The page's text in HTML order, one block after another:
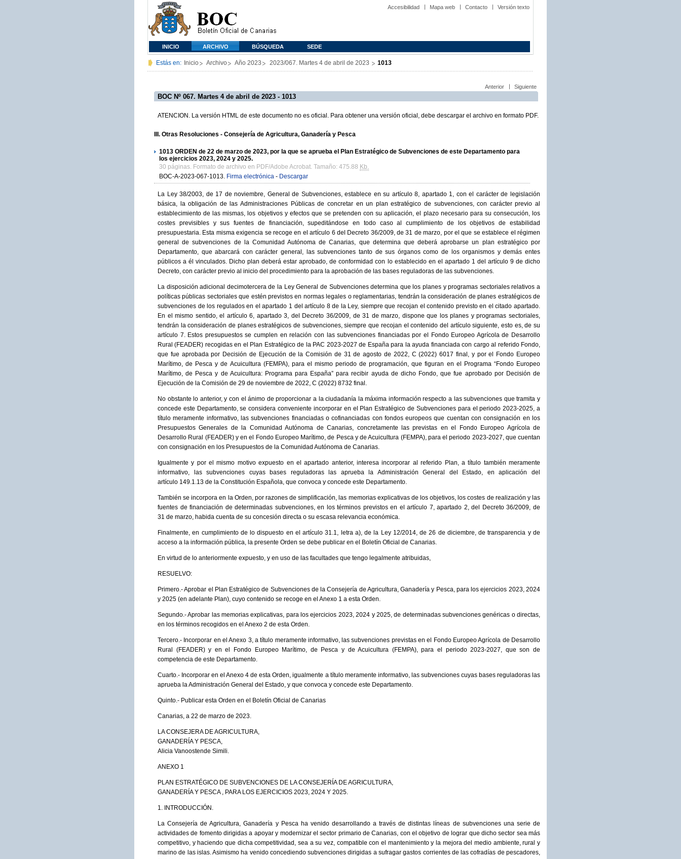
Accesibilidad Mapa web Contacto Versión texto
INICIO ARCHIVO BÚSQUEDA SEDE
Estás en: Inicio Archivo Año 2023 2023/067. Martes 4 de abril de 2023 1013
Anterior Siguiente
BOC Nº 067. Martes 4 de abril de 2023 - 1013
ATENCION. La versión HTML de este documento no es oficial. Para obtener una versión oficial, debe descargar el archivo en formato PDF.
III. Otras Resoluciones - Consejería de Agricultura, Ganadería y Pesca
1013 ORDEN de 22 de marzo de 2023, por la que se aprueba el Plan Estratégico de Subvenciones de este Departamento para
los ejercicios 2023, 2024 y 2025.
30 páginas. Formato de archivo en PDF/Adobe Acrobat. Tamaño: 475.88 Kb.
BOC-A-2023-067-1013. Firma electrónica - Descargar
La Ley 38/2003, de 17 de noviembre, General de Subvenciones, establece en su artículo 8, apartado 1, con el carácter de legislación
básica, la obligación de las Administraciones Públicas de concretar en un plan estratégico de subvenciones, con carácter previo al
establecimiento de las mismas, los objetivos y efectos que se pretenden con su aplicación, el plazo necesario para su consecución, los
costes previsibles y sus fuentes de financiación, supeditándose en todo caso al cumplimiento de los objetivos de estabilidad
presupuestaria. Esta misma exigencia se recoge en el artículo 6 del Decreto 36/2009, de 31 de marzo, por el que se establece el régimen
general de subvenciones de la Comunidad Autónoma de Canarias, que determina que deberá aprobarse un plan estratégico por
Departamento, que abarcará con carácter general, las subvenciones tanto de sus órganos como de los organismos y demás entes
públicos a él vinculados. Dicho plan deberá estar aprobado, de conformidad con lo establecido en el apartado 1 del artículo 9 de dicho
Decreto, con carácter previo al inicio del procedimiento para la aprobación de las bases reguladoras de las subvenciones.
La disposición adicional decimotercera de la Ley General de Subvenciones determina que los planes y programas sectoriales relativos a
políticas públicas sectoriales que estén previstos en normas legales o reglamentarias, tendrán la consideración de planes estratégicos de
subvenciones de los regulados en el apartado 1 del artículo 8 de la Ley, siempre que recojan el contenido previsto en el citado apartado.
En el mismo sentido, el artículo 6, apartado 3, del Decreto 36/2009, de 31 de marzo, dispone que los planes y programas sectoriales,
tendrán la consideración de planes estratégicos de subvenciones, siempre que recojan el contenido del artículo siguiente, esto es, de su
artículo 7. Estos presupuestos se cumplen en relación con las subvenciones financiadas por el Fondo Europeo Agrícola de Desarrollo
Rural (FEADER) recogidas en el Plan Estratégico de la PAC 2023-2027 de España para la ayuda financiada con cargo al referido Fondo,
que fue aprobada por Decisión de Ejecución de la Comisión de 31 de agosto de 2022, C (2022) 6017 final, y por el Fondo Europeo
Marítimo, de Pesca y de Acuicultura (FEMPA), para el mismo periodo de programación, que figuran en el Programa “Fondo Europeo
Marítimo, de Pesca y de Acuicultura: Programa para España” para recibir ayuda de dicho Fondo, que fue aprobado por Decisión de
Ejecución de la Comisión de 29 de noviembre de 2022, C (2022) 8732 final.
No obstante lo anterior, y con el ánimo de proporcionar a la ciudadanía la máxima información respecto a las subvenciones que tramita y
concede este Departamento, se considera conveniente incorporar en el Plan Estratégico de Subvenciones para el periodo 2023-2025, a
título meramente informativo, las subvenciones financiadas o cofinanciadas con fondos europeos que cuentan con consignación en los
Presupuestos Generales de la Comunidad Autónoma de Canarias, concretamente las previstas en el Fondo Europeo Agrícola de
Desarrollo Rural (FEADER) y en el Fondo Europeo Marítimo, de Pesca y de Acuicultura (FEMPA), para el periodo 2023-2027, que cuentan
con consignación en los Presupuestos de la Comunidad Autónoma de Canarias.
Igualmente y por el mismo motivo expuesto en el apartado anterior, interesa incorporar al referido Plan, a título también meramente
informativo, las subvenciones cuyas bases reguladoras las aprueba la Administración General del Estado, en aplicación del
artículo 149.1.13 de la Constitución Española, que convoca y concede este Departamento.
También se incorpora en la Orden, por razones de simplificación, las memorias explicativas de los objetivos, los costes de realización y las
fuentes de financiación de determinadas subvenciones, en los términos previstos en el artículo 7, apartado 2, del Decreto 36/2009, de
31 de marzo, habida cuenta de su concesión directa o su escasa relevancia económica.
Finalmente, en cumplimiento de lo dispuesto en el artículo 31.1, letra a), de la Ley 12/2014, de 26 de diciembre, de transparencia y de
acceso a la información pública, la presente Orden se debe publicar en el Boletín Oficial de Canarias.
En virtud de lo anteriormente expuesto, y en uso de las facultades que tengo legalmente atribuidas,
RESUELVO:
Primero.- Aprobar el Plan Estratégico de Subvenciones de la Consejería de Agricultura, Ganadería y Pesca, para los ejercicios 2023, 2024
y 2025 (en adelante Plan), cuyo contenido se recoge en el Anexo 1 a esta Orden.
Segundo.- Aprobar las memorias explicativas, para los ejercicios 2023, 2024 y 2025, de determinadas subvenciones genéricas o directas,
en los términos recogidos en el Anexo 2 de esta Orden.
Tercero.- Incorporar en el Anexo 3, a título meramente informativo, las subvenciones previstas en el Fondo Europeo Agrícola de Desarrollo
Rural (FEADER) y en el Fondo Europeo Marítimo, de Pesca y de Acuicultura (FEMPA), para el periodo 2023-2027, que son de
competencia de este Departamento.
Cuarto.- Incorporar en el Anexo 4 de esta Orden, igualmente a título meramente informativo, las subvenciones cuyas bases reguladoras las
aprueba la Administración General del Estado, y que convoca y concede este Departamento.
Quinto.- Publicar esta Orden en el Boletín Oficial de Canarias
Canarias, a 22 de marzo de 2023.
LA CONSEJERA DE AGRICULTURA,
GANADERÍA Y PESCA,
Alicia Vanoostende Simili.
ANEXO 1
PLAN ESTRATÉGICO DE SUBVENCIONES DE LA CONSEJERÍA DE AGRICULTURA,
GANADERÍA Y PESCA , PARA LOS EJERCICIOS 2023, 2024 Y 2025.
1. INTRODUCCIÓN.
La Consejería de Agricultura, Ganadería y Pesca ha venido desarrollando a través de distintas líneas de subvenciones una serie de
actividades de fomento dirigidas a apoyar y modernizar el sector primario de Canarias, con el objetivo de lograr que dicho sector sea más
competitivo, y haciendo que dicha competitividad, sea a su vez, compatible con el mantenimiento y la mejora del medio ambiente, rural y
marino de las islas. Asimismo ha venido concediendo subvenciones dirigidas a sufragar gastos corrientes de las cofradías de pescadores,